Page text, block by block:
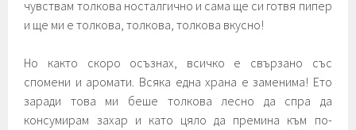
чувствам толкова носталгично и сама ще си готвя пипер
и ще ми е толкова, толкова, толкова вкусно!
Но както скоро осъзнах, всичко е свързано със
спомени и аромати. Всяка една храна е заменима! Ето
заради това ми беше толкова лесно да спра да
консумирам захар и като цяло да премина към по-